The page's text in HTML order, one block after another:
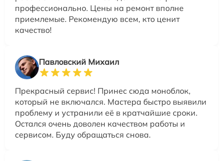
профессионально. Цены на ремонт вполне
приемлемые. Рекомендую всем, кто ценит
качество!
Павловский Михаил
Прекрасный сервис! Принес сюда моноблок,
который не включался. Мастера быстро выявили
проблему и устранили её в кратчайшие сроки.
Остался очень доволен качеством работы и
сервисом. Буду обращаться снова.